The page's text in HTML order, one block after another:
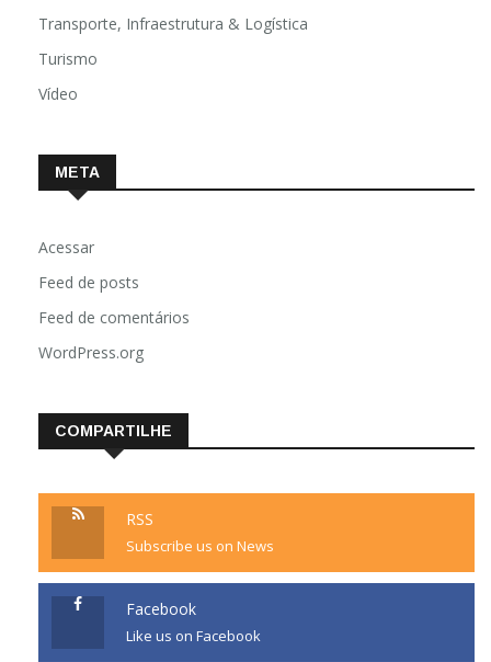
Transporte, Infraestrutura & Logística
Turismo
Vídeo
META
Acessar
Feed de posts
Feed de comentários
WordPress.org
COMPARTILHE
RSS
Subscribe us on News
Facebook
Like us on Facebook